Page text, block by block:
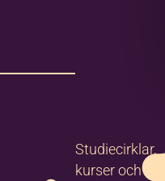
Studiecirklar,
kurser och